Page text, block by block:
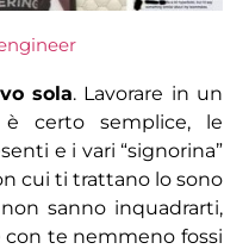
sola. Lavorare in un
certo semplice, le
e i vari “signorina”
cui ti trattano lo sono
sanno inquadrarti,
te nemmeno fossi